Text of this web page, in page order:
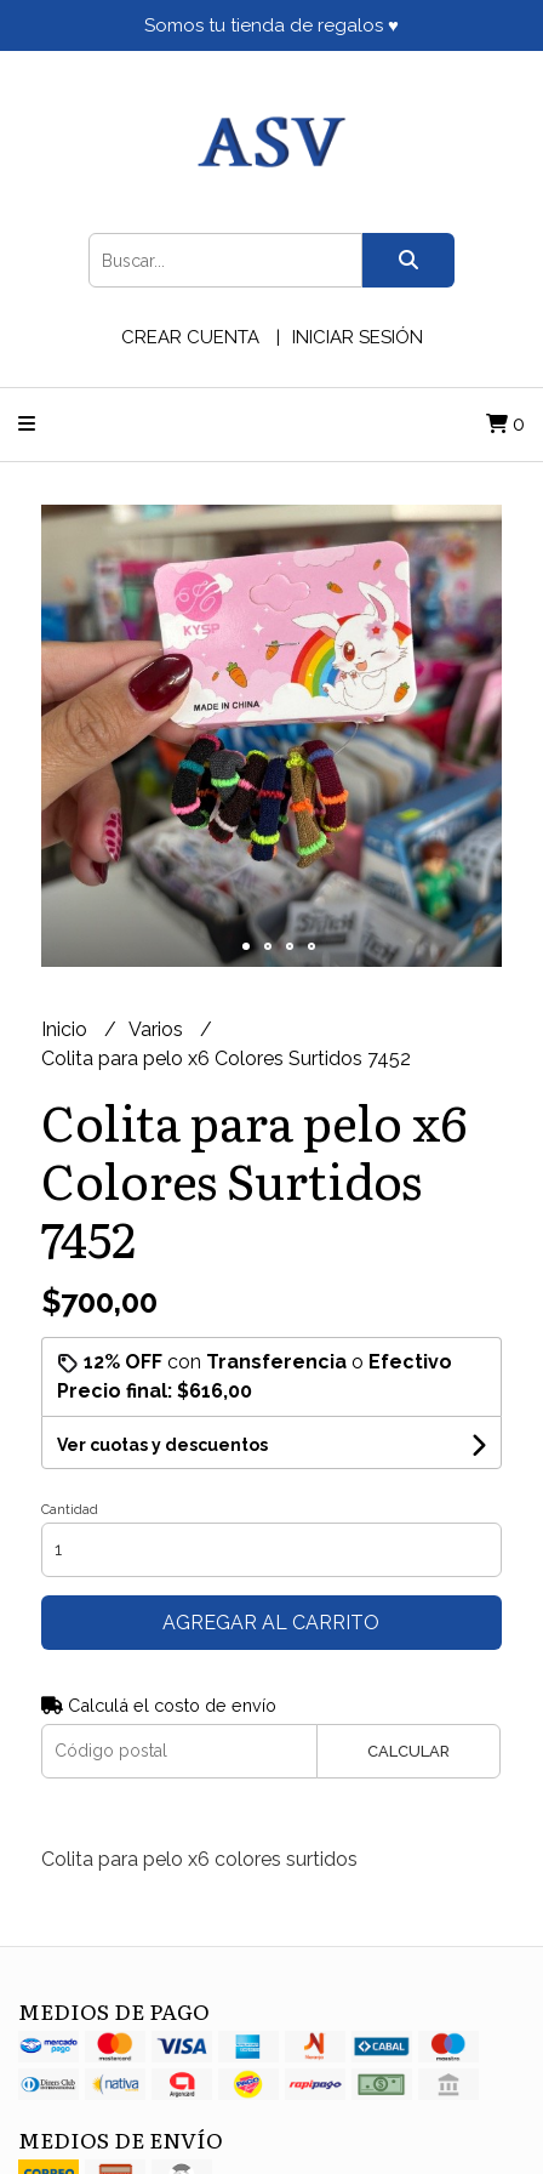
Somos tu tienda de regalos ♥
CREAR CUENTA INICIAR SESIÓN
0
Inicio
Varios
Colita para pelo x6 Colores Surtidos 7452
Colita para pelo x6
Colores Surtidos
7452
$700,00
12% OFFcon Transferenciao Efectivo
Precio final: $616,00
Ver cuotas y descuentos
Cantidad
AGREGAR AL CARRITO
Calculá el costo de envío
CALCULAR
Colita para pelo x6 colores surtidos
MEDIOS DE PAGO
MEDIOS DE ENVÍO